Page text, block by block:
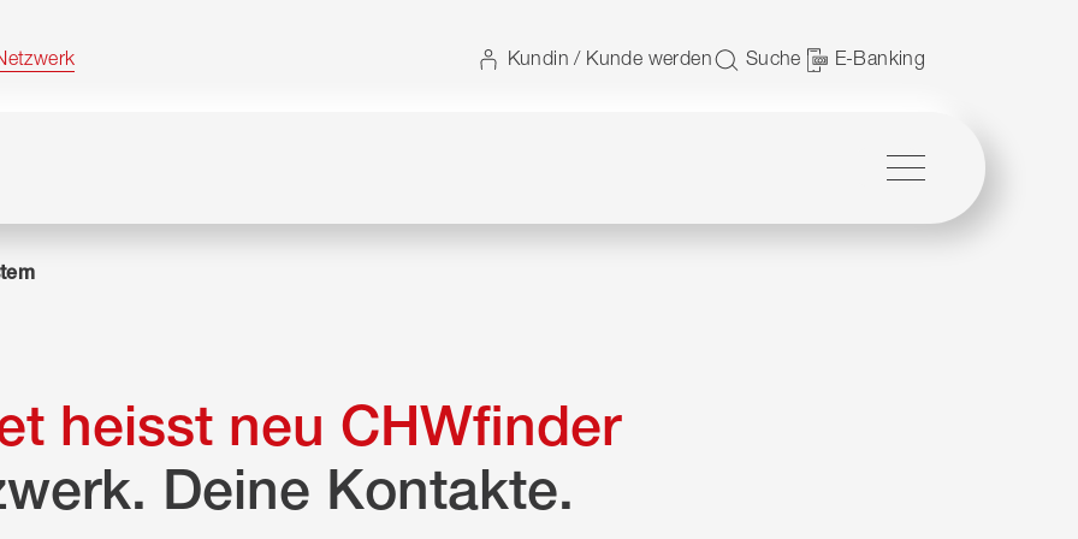
Kundin / Kunde werden Suche E-Banking
heisst neu CHWfinder
Deine Kontakte.